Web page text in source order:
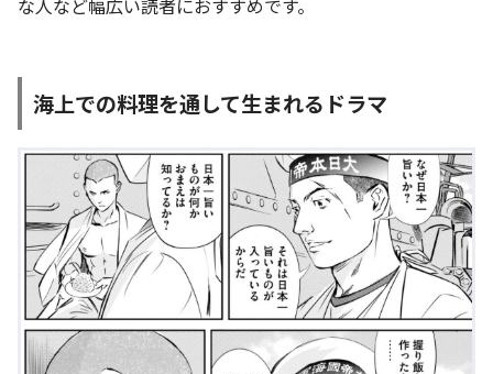
な人など幅広い読者におすすめです。
海上での料理を通して生まれるドラマ